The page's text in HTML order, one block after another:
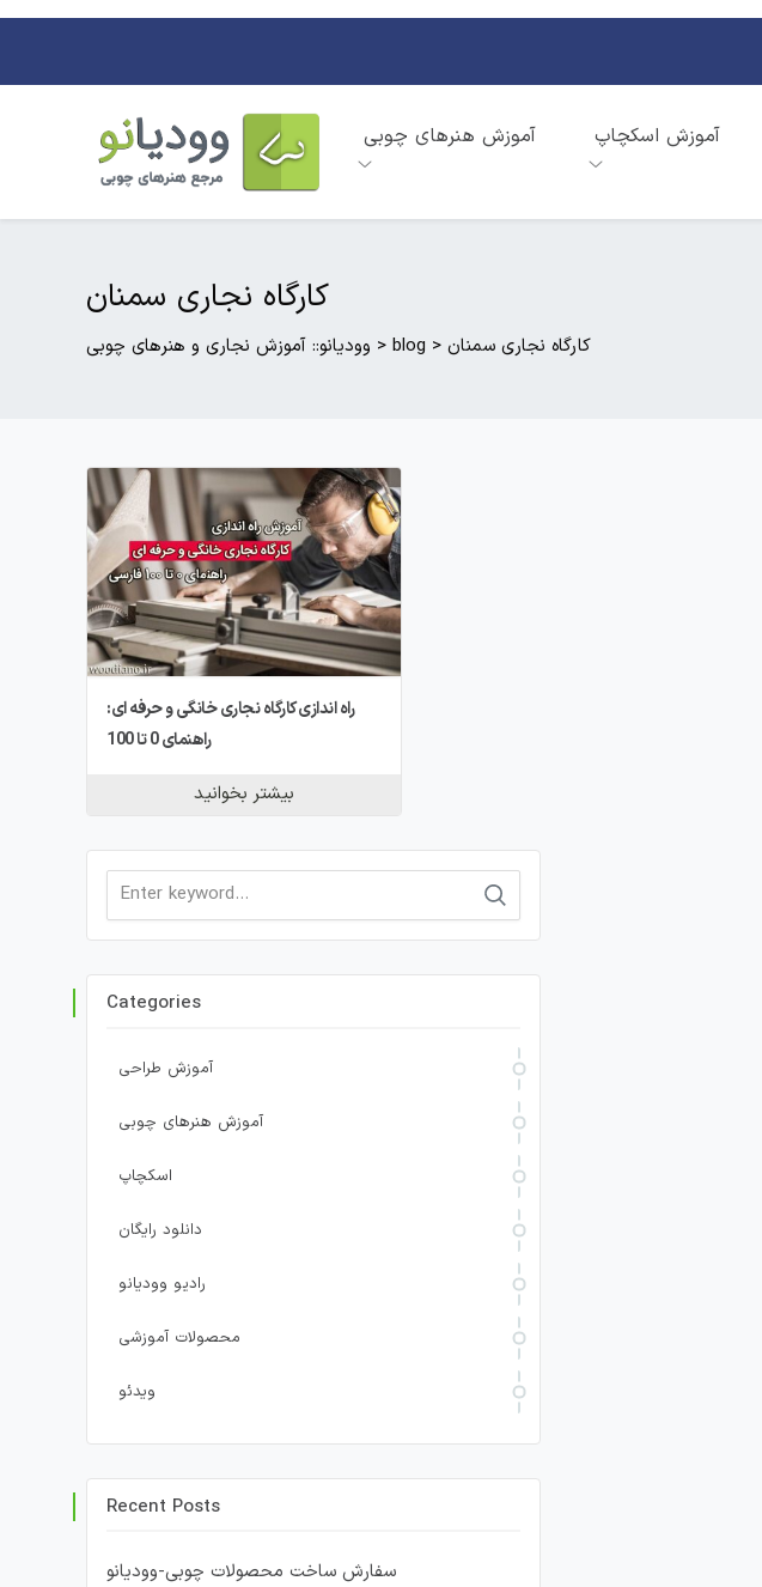
آموزش هنرهای چوبی آموزش اسکچاپ
کارگاه نجاری سمنان
وودیانو:: آموزش نجاری و هنرهای چوبی > blog > کارگاه نجاری سمنان
راه اندازی کارگاه نجاری خانگی و حرفه ای:
راهنمای 0 تا 100
بیشتر بخوانید
Search
Categories
آموزش طراحی
آموزش هنرهای چوبی
اسکچاپ
دانلود رایگان
رادیو وودیانو
محصولات آموزشی
ویدئو
Recent Posts
سفارش ساخت محصولات چوبی-وودیانو